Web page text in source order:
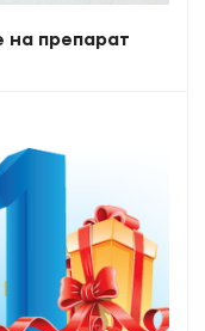
препарат